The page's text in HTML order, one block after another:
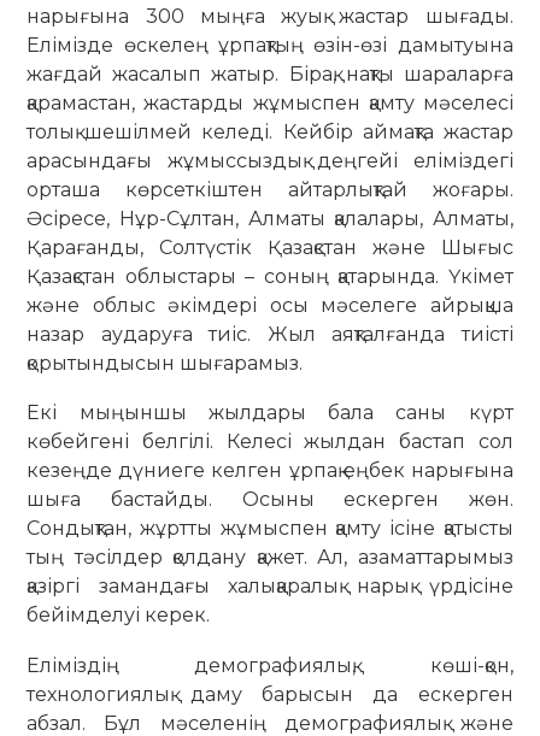
нарығына 300 мыңға жуық жастар шығады.
Елімізде өскелең ұрпақтың өзін-өзі дамытуына
жағдай жасалып жатыр. Бірақ, нақты шараларға
қарамастан, жастарды жұмыспен қамту мәселесі
толық шешілмей келеді. Кейбір аймақта жастар
арасындағы жұмыссыздық деңгейі еліміздегі
орташа көрсеткіштен айтарлықтай жоғары.
Әсіресе, Нұр-Сұлтан, Алматы қалалары, Алматы,
Қарағанды, Солтүстік Қазақстан және Шығыс
Қазақстан облыстары – соның қатарында. Үкімет
және облыс әкімдері осы мәселеге айрықша
назар аударуға тиіс. Жыл аяқталғанда тиісті
қорытындысын шығарамыз.
Екі мыңыншы жылдары бала саны күрт
көбейгені белгілі. Келесі жылдан бастап сол
кезеңде дүниеге келген ұрпақ еңбек нарығына
шыға бастайды. Осыны ескерген жөн.
Сондықтан, жұртты жұмыспен қамту ісіне қатысты
тың тәсілдер қолдану қажет. Ал, азаматтарымыз
қазіргі замандағы халықаралық нарық үрдісіне
бейімделуі керек.
Еліміздің демографиялық, көші-қон,
технологиялық даму барысын да ескерген
абзал. Бұл мәселенің демографиялық және